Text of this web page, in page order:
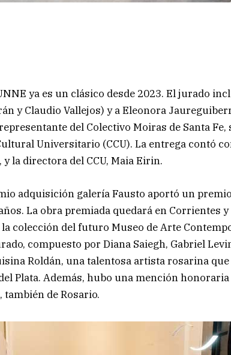
ya es un clásico desde 2023. El jurado
y Claudio Vallejos) y a Eleonora
del Colectivo Moiras de Santa
Universitario (CCU). La entrega contó
la directora del CCU, Maia Eirin.
adquisición galería Fausto aportó un
La obra premiada quedará en Corrientes
colección del futuro Museo de Arte
compuesto por Diana Saiegh, Gabriel
Roldán, una talentosa artista rosarina
Plata. Además, hubo una mención
también de Rosario.